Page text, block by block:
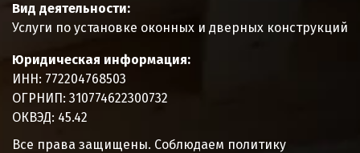
Вид деятельности:
Услуги по установке оконных и дверных конструкций
Юридическая информация:
ИНН: 772204768503
ОГРНИП: 310774622300732
ОКВЭД: 45.42
Все права защищены. Соблюдаем политику